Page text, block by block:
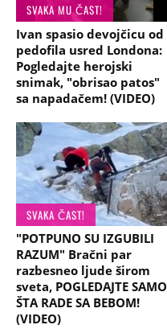
SVAKA MU ČAST!
Ivan spasio devojčicu od
pedofila usred Londona:
Pogledajte herojski
snimak, "obrisao patos"
sa napadačem! (VIDEO)
SVAKA ČAST!
"POTPUNO SU IZGUBILI
RAZUM" Bračni par
razbesneo ljude širom
sveta, POGLEDAJTE SAMO
ŠTA RADE SA BEBOM!
(VIDEO)